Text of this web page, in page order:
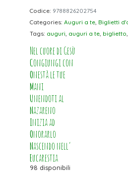
Codice: 9788826202754
Categories: Auguri a te, Biglietti
Tags: auguri, auguri a te, biglietto,
Nel cuore di Gesù
Congiungi con
Onestà le tue
Mani
Unendoti al
Nazareno
Inizia ad
Onorarlo
Nascendo nell’
Eucarestia
98 disponibili